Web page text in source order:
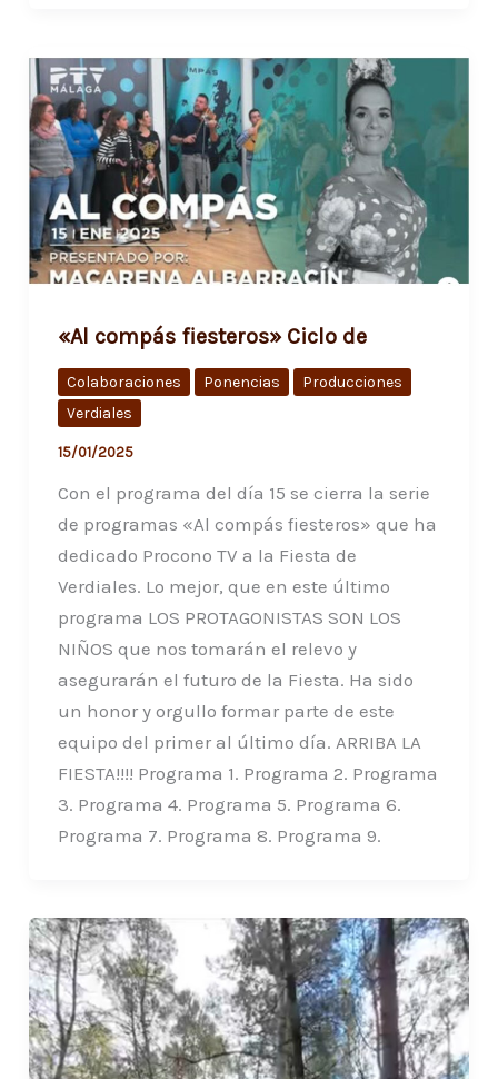
«Al compás fiesteros» Ciclo de
Colaboraciones Ponencias
Producciones
Verdiales
15/01/2025
Con el programa del día 15 se cierra la serie
de programas «Al compás fiesteros» que ha
dedicado Procono TV a la Fiesta de
Verdiales. Lo mejor, que en este último
programa LOS PROTAGONISTAS SON LOS
NIÑOS que nos tomarán el relevo y
asegurarán el futuro de la Fiesta. Ha sido
un honor y orgullo formar parte de este
equipo del primer al último día. ARRIBA LA
FIESTA!!!! Programa 1. Programa 2. Programa
3. Programa 4. Programa 5. Programa 6.
Programa 7. Programa 8. Programa 9.